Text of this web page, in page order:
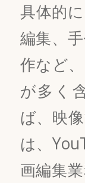
具体的
編集、
作など
が多く
ば、映
は、
画編集